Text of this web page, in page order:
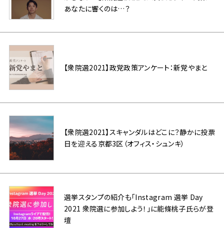
あなたに響くのは…？
【衆院選2021】政党政策アンケート：新党やまと
【衆院選2021】スキャンダルはどこに？静かに投票
日を迎える京都3区（オフィス・シュンキ）
選挙スタンプの紹介も「Instagram 選挙 Day
2021 衆院選に参加しよう！」に能條桃子氏らが登
壇